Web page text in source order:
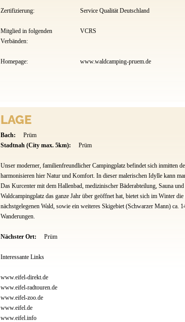
Zertifizierung: Service Qualität Deutschland
Mitglied in folgenden
Verbänden:
VCRS
Homepage: www.waldcamping-pruem.de
LAGE
Bach: Prüm
Stadtnah (City max. 5km):
Prüm
Unser moderner, familienfreundlicher Campingplatz befindet sich inmitten
harmonisieren hier Natur und Komfort. In dieser malerischen Idylle kann
Das Kurcenter mit dem Hallenbad, medizinischer Bäderabteilung, Sauna
Waldcampingplatz das ganze Jahr über geöffnet hat, bietet sich im Winter
nächstgelegenen Wald, sowie ein weiteres Skigebiet (Schwarzer Mann)
Wanderungen.
Nächster Ort: Prüm
Interessante Links
www.eifel-direkt.de
www.eifel-radtouren.de
www.eifel-zoo.de
www.eifel.de
www.eifel.info